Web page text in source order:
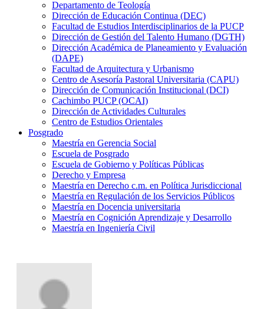
Departamento de Teología
Dirección de Educación Continua (DEC)
Facultad de Estudios Interdisciplinarios de la PUCP
Dirección de Gestión del Talento Humano (DGTH)
Dirección Académica de Planeamiento y Evaluación
(DAPE)
Facultad de Arquitectura y Urbanismo
Centro de Asesoría Pastoral Universitaria (CAPU)
Dirección de Comunicación Institucional (DCI)
Cachimbo PUCP (OCAI)
Dirección de Actividades Culturales
Centro de Estudios Orientales
Posgrado
Maestría en Gerencia Social
Escuela de Posgrado
Escuela de Gobierno y Políticas Públicas
Derecho y Empresa
Maestría en Derecho c.m. en Política Jurisdiccional
Maestría en Regulación de los Servicios Públicos
Maestría en Docencia universitaria
Maestría en Cognición Aprendizaje y Desarrollo
Maestría en Ingeniería Civil